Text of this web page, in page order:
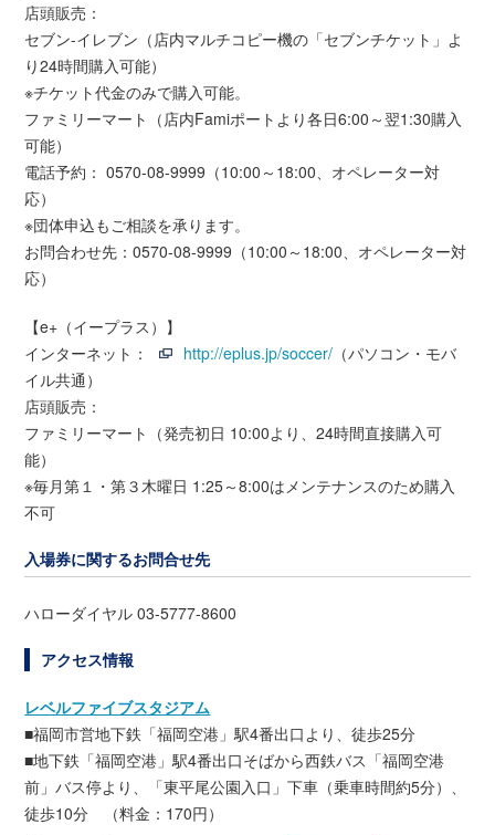
店頭販売：
セブン-イレブン（店内マルチコピー機の「セブンチケット」よ
り24時間購入可能）
※チケット代金のみで購入可能。
ファミリーマート（店内Famiポートより各日6:00～翌1:30購入
可能）
電話予約： 0570-08-9999（10:00～18:00、オペレーター対
応）
※団体申込もご相談を承ります。
お問合わせ先：0570-08-9999（10:00～18:00、オペレーター対
応）
【e+（イープラス）】
インターネット：
http://eplus.jp/soccer/ （パソコン・モバ
イル共通）
店頭販売：
ファミリーマート（発売初日 10:00より、24時間直接購入可
能）
※毎月第１・第３木曜日 1:25～8:00はメンテナンスのため購入
不可
入場券に関するお問合せ先
ハローダイヤル 03-5777-8600
アクセス情報
レベルファイブスタジアム
■福岡市営地下鉄「福岡空港」駅4番出口より、徒歩25分
■地下鉄「福岡空港」駅4番出口そばから西鉄バス「福岡空港
前」バス停より、「東平尾公園入口」下車（乗車時間約5分）、
徒歩10分 （料金：170円）